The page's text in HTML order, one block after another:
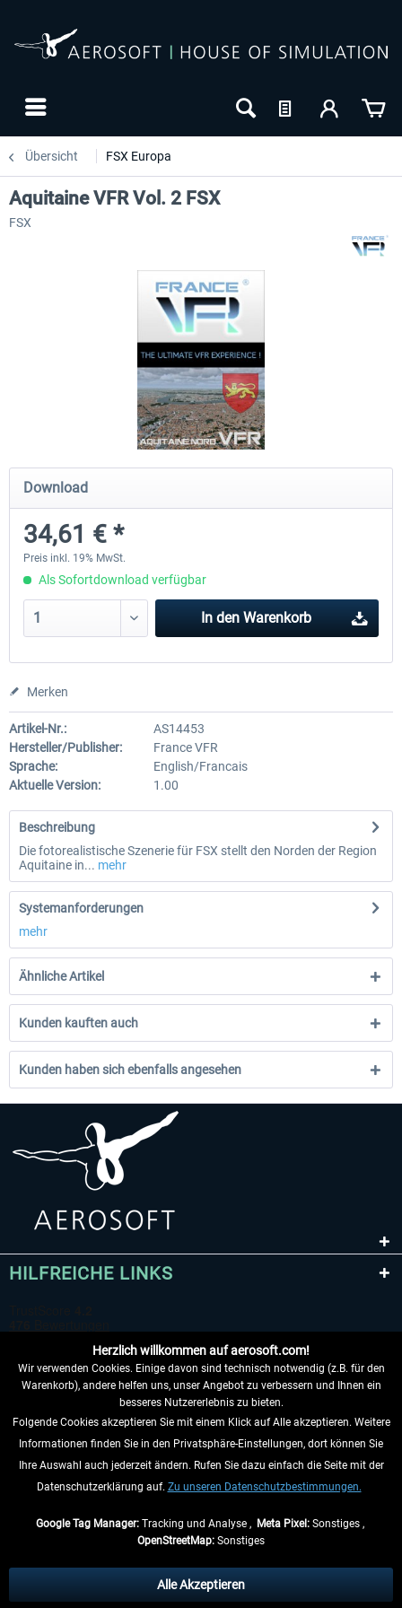
Übersicht FSX Europa
Mega Airport Frankfurt V2.0
29,95 € *
Mega Airport Berlin
Aquitaine VFR Vol. 2 FSX
FSX
Download
34,61 € *
Preis inkl. 19% MwSt.
Als Sofortdownload verfügbar
In den Warenkorb
Merken
Artikel-Nr.:
AS14453
Hersteller/Publisher:
France VFR
Sprache:
English/Francais
Aktuelle Version:
1.00
Beschreibung
Die fotorealistische Szenerie für FSX stellt den Norden der Region
Aquitaine in... mehr
Systemanforderungen
mehr
Ähnliche Artikel
Kunden kauften auch
Kunden haben sich ebenfalls angesehen
HILFREICHE LINKS
VERTRAG WIDERRUFEN
INFORMATIONEN
anders beschrieben.
** Gilt für Lieferungen innerhalb Deutschlands, Lieferzeiten für andere Länder
Herzlich willkommen auf aerosoft.com!
Wir verwenden Cookies. Einige davon sind technisch notwendig (z.B. für den
Warenkorb), andere helfen uns, unser Angebot zu verbessern und Ihnen ein
besseres Nutzererlebnis zu bieten.
Folgende Cookies akzeptieren Sie mit einem Klick auf Alle akzeptieren. Weitere
Informationen finden Sie in den Privatsphäre-Einstellungen, dort können Sie
Ihre Auswahl auch jederzeit ändern. Rufen Sie dazu einfach die Seite mit der
Datenschutzerklärung auf. Zu unseren Datenschutzbestimmungen.
Google Tag Manager:Tracking und Analyse , Meta Pixel:Sonstiges ,
OpenStreetMap: Sonstiges
Alle Akzeptieren